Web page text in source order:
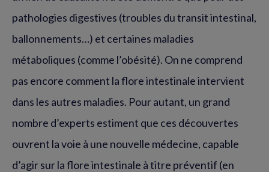
pathologies digestives (troubles du transit intestinal,
ballonnements…) et certaines maladies
métaboliques (comme l’obésité). On ne comprend
pas encore comment la flore intestinale intervient
dans les autres maladies. Pour autant, un grand
nombre d’experts estiment que ces découvertes
ouvrent la voie à une nouvelle médecine, capable
d’agir sur la flore intestinale à titre préventif (en